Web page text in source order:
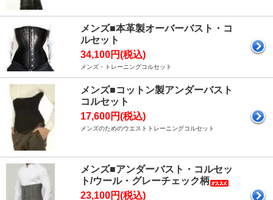
メンズ■本革製オーバーバスト・コ
ルセット
34,100円(税込)
メンズ・トレーニングコルセット
メンズ■コットン製アンダーバスト
コルセット
17,600円(税込)
メンズのためのウエストトレーニングコルセット
メンズ■アンダーバスト・コルセッ
ト/ウール・グレーチェック柄
23,100円(税込)